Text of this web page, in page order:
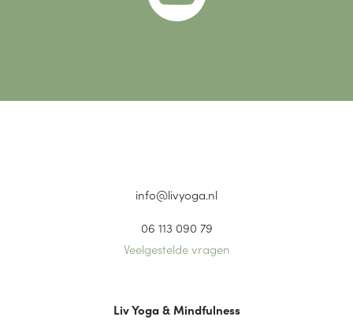
info@livyoga.nl
06 113 090 79
Veelgestelde vragen
Liv Yoga & Mindfulness